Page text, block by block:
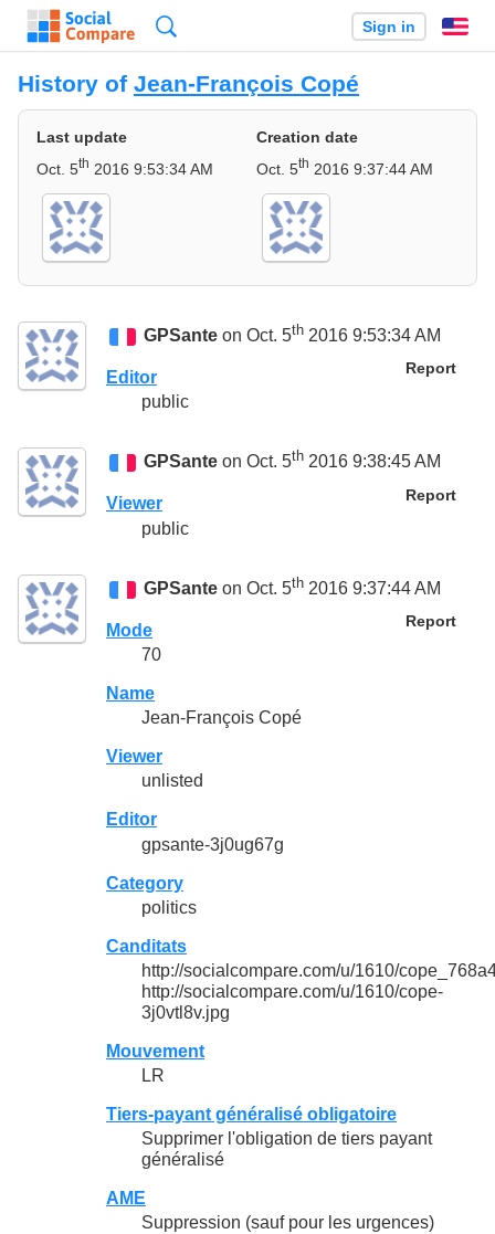
Sign in
History of Jean-François Copé
Last update
Oct. 5th 2016 9:53:34 AM
Creation date
Oct. 5th 2016 9:37:44 AM
GPSante on Oct. 5th 2016 9:53:34 AM
Report
Editor
public
GPSante on Oct. 5th 2016 9:38:45 AM
Report
Viewer
public
GPSante on Oct. 5th 2016 9:37:44 AM
Report
Mode
70
Name
Jean-François Copé
Viewer
unlisted
Editor
gpsante-3j0ug67g
Category
politics
Canditats
http://socialcompare.com/u/1610/
http://socialcompare.com/u/1610/cope-
3j0vtl8v.jpg
Mouvement
LR
Tiers-payant généralisé obligatoire
Supprimer l'obligation de tiers payant
généralisé
AME
Suppression (sauf pour les urgences)